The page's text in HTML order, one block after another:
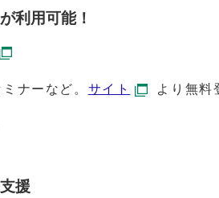
利用可能！
ーなど。 サイト より無料
援